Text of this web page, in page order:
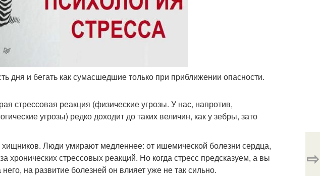
дня и бегать как сумасшедшие только при приближении опасности.
стрессовая реакция (физические угрозы. У нас, напротив,
угрозы) редко доходит до таких величин, как у зебры, зато
Люди умирают медленнее: от ишемической болезни сердца,
хронических стрессовых реакций. Но когда стресс предсказуем, а вы
на развитие болезней он влияет уже не так сильно.
⇨